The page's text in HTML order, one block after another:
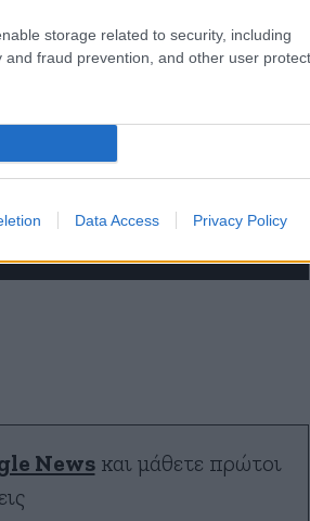
storage related to security, including
fraud prevention, and other user
Data Access Privacy Policy
Newsκαι μάθετε πρώτοι